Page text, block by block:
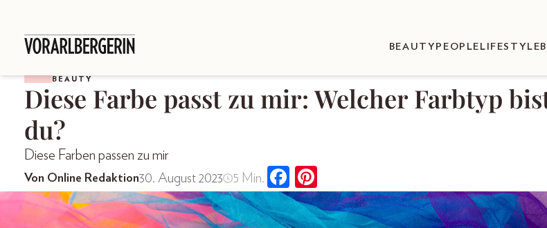
BEAUTY PEOPLE LIFESTYLE
BEAUTY
Diese Farbe passt zu mir: Welcher Farbtyp
du?
Diese Farben passen zu mir
Von Online Redaktion30. August 2023 5 Min.